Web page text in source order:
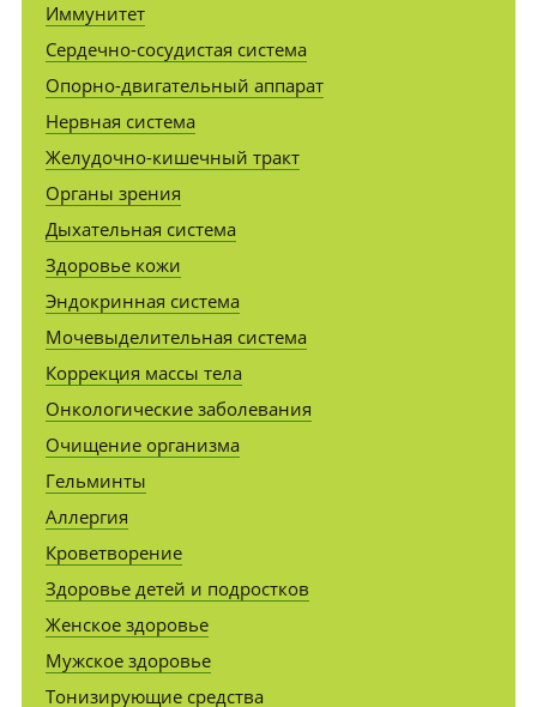
Иммунитет
Сердечно-сосудистая система
Опорно-двигательный аппарат
Нервная система
Желудочно-кишечный тракт
Органы зрения
Дыхательная система
Здоровье кожи
Эндокринная система
Мочевыделительная система
Коррекция массы тела
Онкологические заболевания
Очищение организма
Гельминты
Аллергия
Кроветворение
Здоровье детей и подростков
Женское здоровье
Мужское здоровье
Тонизирующие средства